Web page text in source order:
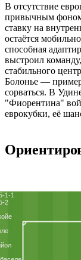
В отсутствие
привычным фоном
ставку на
остаётся
способная
выстроил
стабильного
Болонье — пример
сорваться. В
"Фиорентина"
еврокубки, её
1-1
2